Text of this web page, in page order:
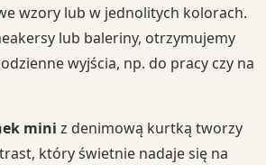
wzory lub w jednolitych kolorach.
lub baleriny, otrzymujemy
wyjścia, np. do pracy czy na
mini z denimową kurtką tworzy
który świetnie nadaje się na